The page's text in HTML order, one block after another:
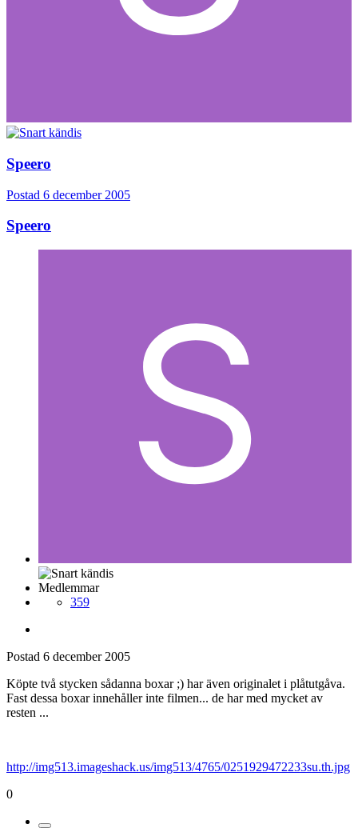
Speero
Postad 6 december 2005
Speero
Medlemmar
359
Postad 6 december 2005
Köpte två stycken sådanna boxar ;) har även originalet i plåtutgåva.
Fast dessa boxar innehåller inte filmen... de har med mycket av
resten ...
http://img513.imageshack.us/img513/4765/0251929472233su.th.jpg
0